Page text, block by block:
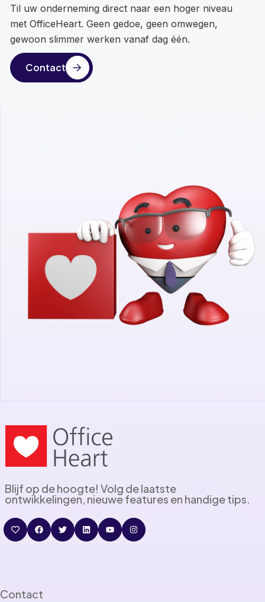
Til uw onderneming direct naar een hoger niveau
met OfficeHeart. Geen gedoe, geen omwegen,
gewoon slimmer werken vanaf dag één.
Contact
Blijf op de hoogte! Volg de laatste
ontwikkelingen, nieuwe features en handige tips.
Contact